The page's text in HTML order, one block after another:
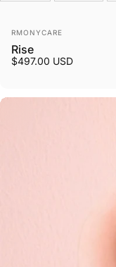
Fornecedor:
RMONYCARE
Rise
$497.00 USD